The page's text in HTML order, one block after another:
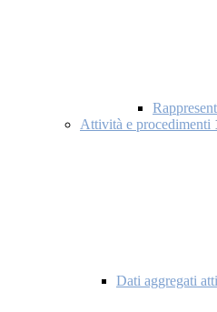
Attività e procedimenti
Dati aggregati